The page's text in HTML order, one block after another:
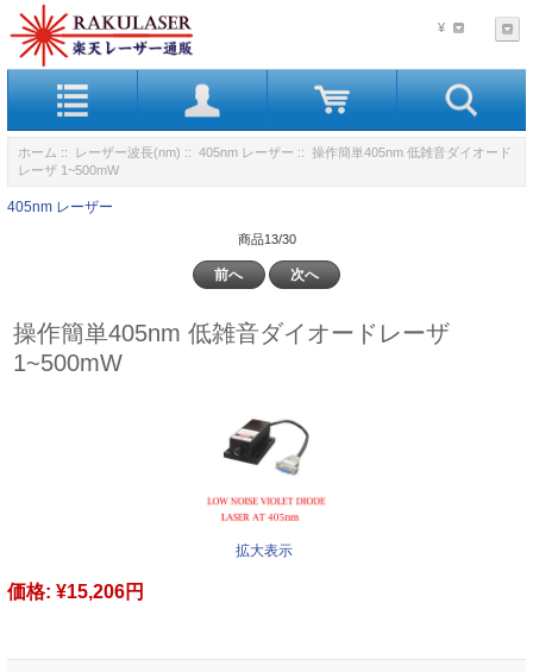
¥
ホーム :: レーザー波長(nm) :: 405nm レーザー :: 操作簡単405nm 低雑音ダイオード
レーザ 1~500mW
405nm レーザー
商品13/30
前へ 次へ
操作簡単405nm 低雑音ダイオードレーザ
1~500mW
拡大表示
価格: ¥15,206円